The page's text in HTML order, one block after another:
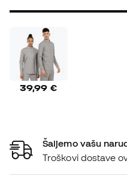
39,99 €
Šaljemo vašu
Troškovi dostave